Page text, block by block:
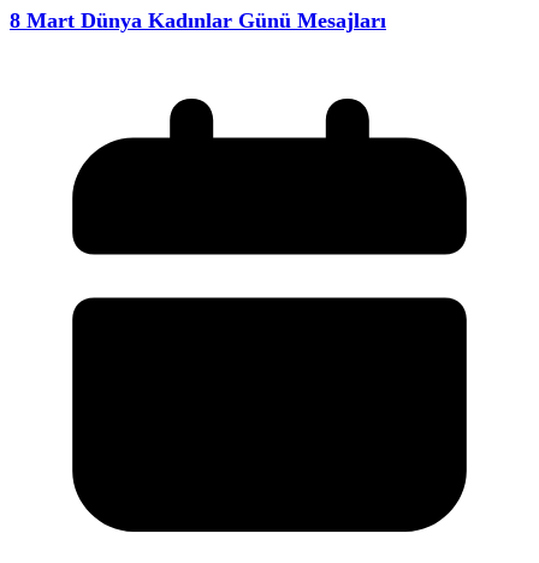
8 Mart Dünya Kadınlar Günü Mesajları